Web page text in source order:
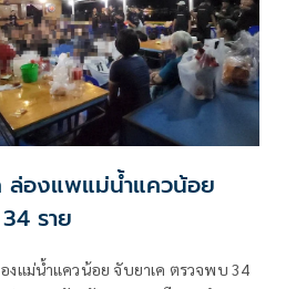
ล่องแพแม่น้ำแควน้อย
ราย
แม่น้ำแควน้อย จับยาเค ตรวจพบ 34